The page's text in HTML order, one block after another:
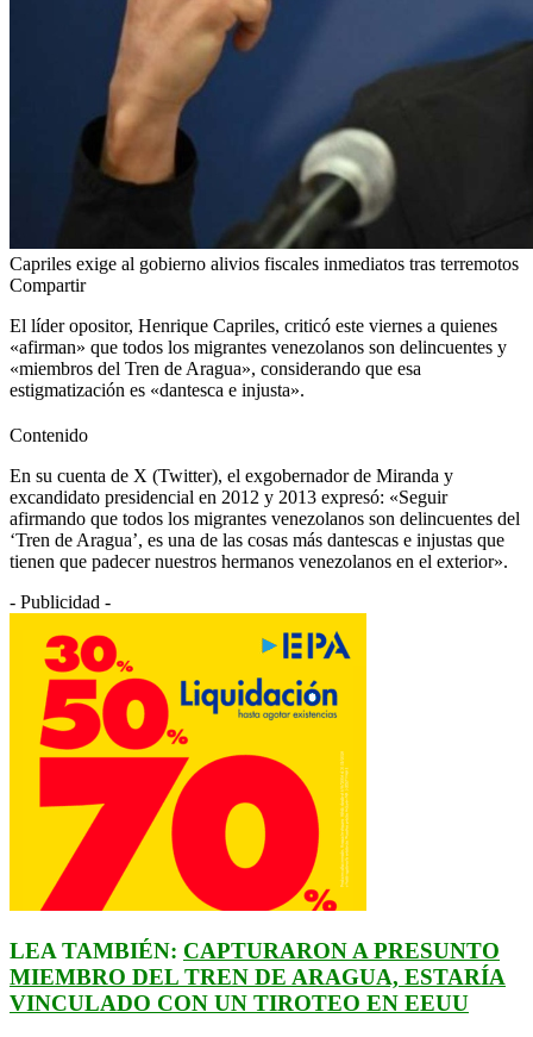
Capriles exige al gobierno alivios fiscales inmediatos tras terremotos
Compartir
El líder opositor, Henrique Capriles, criticó este viernes a quienes
«afirman» que todos los migrantes venezolanos son delincuentes y
«miembros del Tren de Aragua», considerando que esa
estigmatización es «dantesca e injusta».
Contenido
En su cuenta de X (Twitter), el exgobernador de Miranda y
excandidato presidencial en 2012 y 2013 expresó: «Seguir
afirmando que todos los migrantes venezolanos son delincuentes del
‘Tren de Aragua’, es una de las cosas más dantescas e injustas que
tienen que padecer nuestros hermanos venezolanos en el exterior».
- Publicidad -
LEA TAMBIÉN: CAPTURARON A PRESUNTO
MIEMBRO DEL TREN DE ARAGUA, ESTARÍA
VINCULADO CON UN TIROTEO EN EEUU